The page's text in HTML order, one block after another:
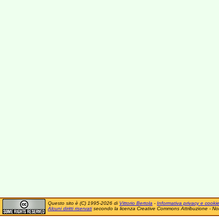
Questo sito è (C) 1995-2026 di Vittorio Bertola - Informativa privacy e cookie
Alcuni diritti riservatisecondo la licenza Creative Commons Attribuzione -